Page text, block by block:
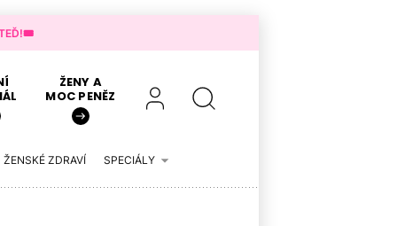
TEĎ!🎟️
ŽENY A
MOC PENĚZ
ŽENSKÉ ZDRAVÍ SPECIÁLY